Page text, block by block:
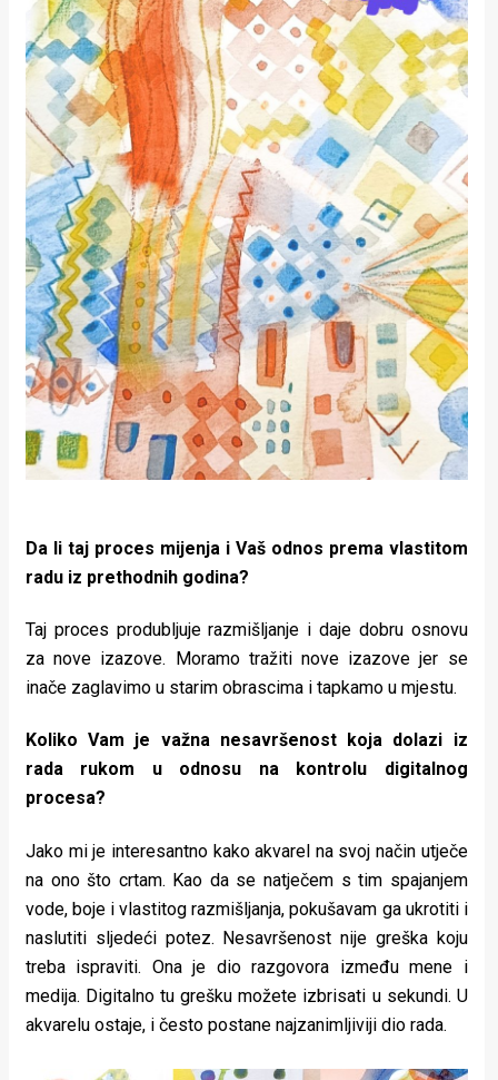
Da li taj proces mijenja i Vaš odnos prema vlastitom
radu iz prethodnih godina?
Taj proces produbljuje razmišljanje i daje dobru osnovu
za nove izazove. Moramo tražiti nove izazove jer se
inače zaglavimo u starim obrascima i tapkamo u mjestu.
Koliko Vam je važna nesavršenost koja dolazi iz
rada rukom u odnosu na kontrolu digitalnog
procesa?
Jako mi je interesantno kako akvarel na svoj način utječe
na ono što crtam. Kao da se natječem s tim spajanjem
vode, boje i vlastitog razmišljanja, pokušavam ga ukrotiti i
naslutiti sljedeći potez. Nesavršenost nije greška koju
treba ispraviti. Ona je dio razgovora između mene i
medija. Digitalno tu grešku možete izbrisati u sekundi. U
akvarelu ostaje, i često postane najzanimljiviji dio rada.